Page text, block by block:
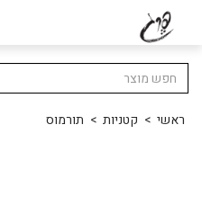
ראשי > קטניות > תורמוס